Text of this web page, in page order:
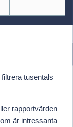
tusentals
rapportvärden
är intressanta